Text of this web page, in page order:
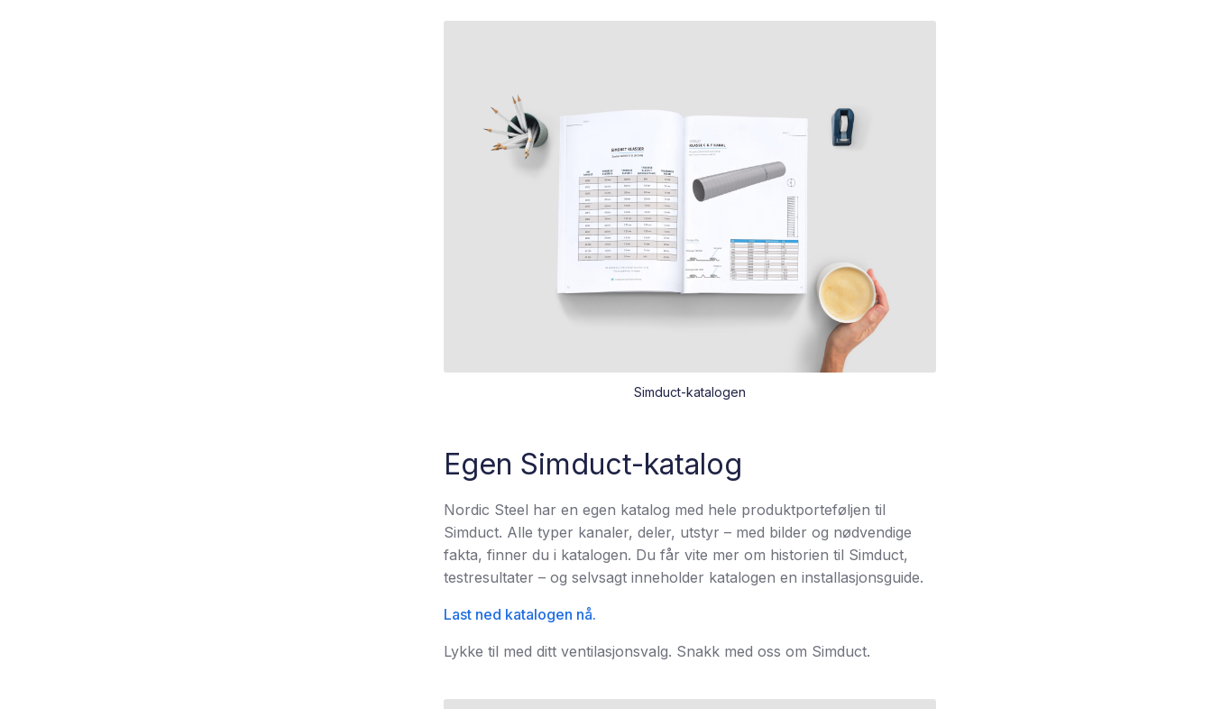
Simduct-katalogen
Egen Simduct-katalog
Nordic Steel har en egen katalog med hele produktporteføljen til
Simduct. Alle typer kanaler, deler, utstyr – med bilder og nødvendige
fakta, finner du i katalogen. Du får vite mer om historien til Simduct,
testresultater – og selvsagt inneholder katalogen en installasjonsguide.
Last ned katalogen nå.
Lykke til med ditt ventilasjonsvalg. Snakk med oss om Simduct.